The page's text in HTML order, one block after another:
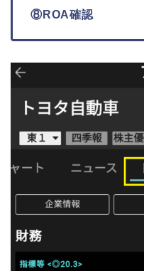
⑧ROA確認